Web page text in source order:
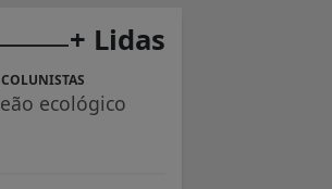
+ Lidas
COLUNISTAS
ecológico